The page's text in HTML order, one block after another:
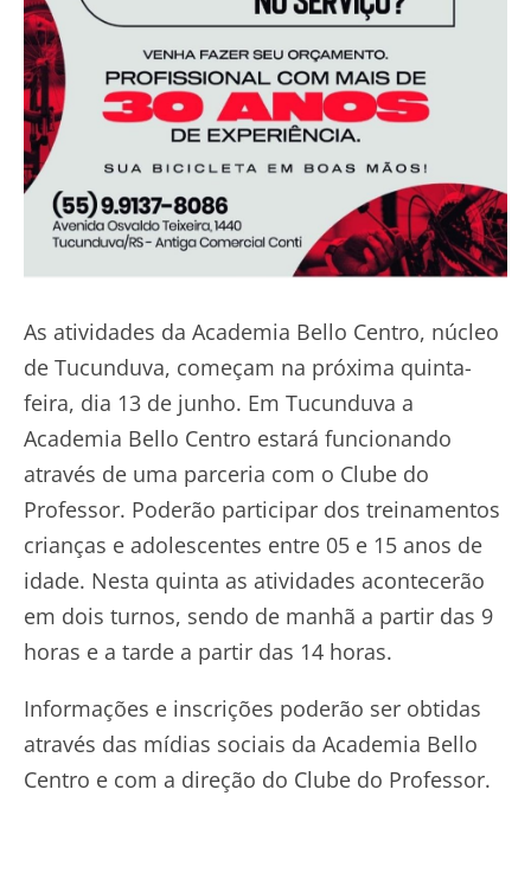
As atividades da Academia Bello Centro, núcleo
de Tucunduva, começam na próxima quinta-
feira, dia 13 de junho. Em Tucunduva a
Academia Bello Centro estará funcionando
através de uma parceria com o Clube do
Professor. Poderão participar dos treinamentos
crianças e adolescentes entre 05 e 15 anos de
idade. Nesta quinta as atividades acontecerão
em dois turnos, sendo de manhã a partir das 9
horas e a tarde a partir das 14 horas.
Informações e inscrições poderão ser obtidas
através das mídias sociais da Academia Bello
Centro e com a direção do Clube do Professor.